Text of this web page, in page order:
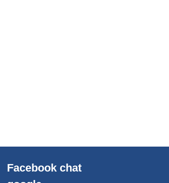
Facebook chat